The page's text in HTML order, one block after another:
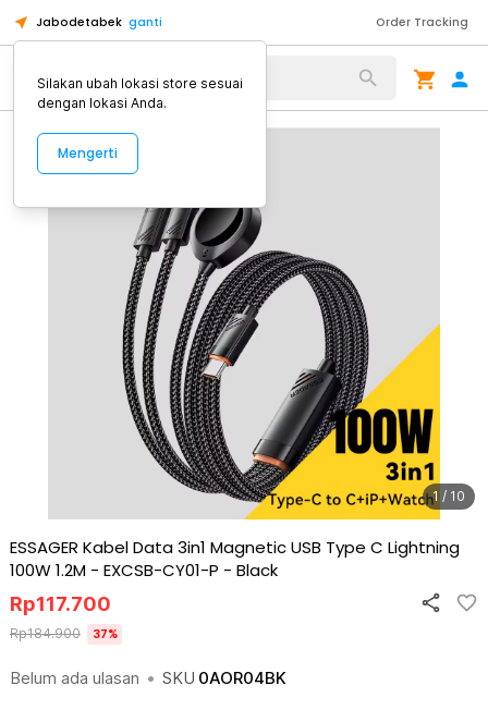
Jabodetabek ganti Order Tracking
Alat Kopi
1 / 10
ESSAGER Kabel Data 3in1 Magnetic USB Type C Lightning
100W 1.2M - EXCSB-CY01-P - Black
Belum ada ulasan • SKU 0AOR04BK
Rp117.700
Rp184.900 37%
Silakan ubah lokasi store sesuai
dengan lokasi Anda.
Mengerti